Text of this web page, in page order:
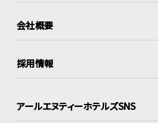
会社概要
採用情報
アールエヌティーホテルズSNS